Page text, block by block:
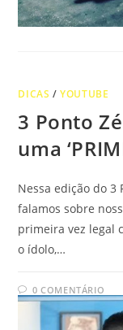
DICAS /YOUTUBE
3 Ponto
uma
Nessa edição do 3
falamos sobre
primeira vez legal
o ídolo,…
0 COMENTÁRIO